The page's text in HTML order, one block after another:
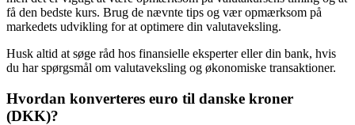
få den bedste kurs. Brug de nævnte tips og vær opmærksom på
markedets udvikling for at optimere din valutaveksling.
Husk altid at søge råd hos finansielle eksperter eller din bank, hvis
du har spørgsmål om valutaveksling og økonomiske transaktioner.
Hvordan konverteres euro til danske kroner
(DKK)?